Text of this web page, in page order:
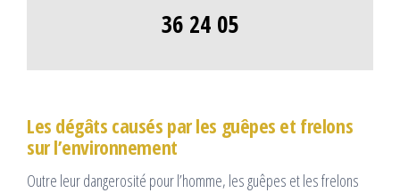
36 24 05
Les dégâts causés par les guêpes et frelons
sur l’environnement
Outre leur dangerosité pour l’homme, les guêpes et les frelons